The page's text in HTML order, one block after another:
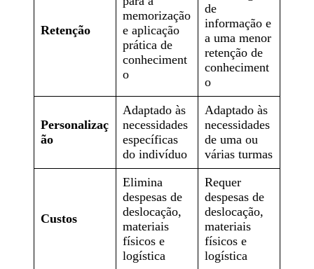
Retenção
memorização
e aplicação
prática de
conheciment
o
de
informação e
a uma menor
retenção de
conheciment
o
Personalizaç
ão
Adaptado às
necessidades
específicas
do indivíduo
Adaptado às
necessidades
de uma ou
várias turmas
Custos
Elimina
despesas de
deslocação,
materiais
físicos e
logística
Requer
despesas de
deslocação,
materiais
físicos e
logística